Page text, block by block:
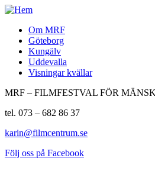
Om MRF
Göteborg
Kungälv
Uddevalla
Visningar kvällar
MRF – FILMFESTVAL FÖR
tel. 073 – 682 86 37
karin@filmcentrum.se
Följ oss på Facebook